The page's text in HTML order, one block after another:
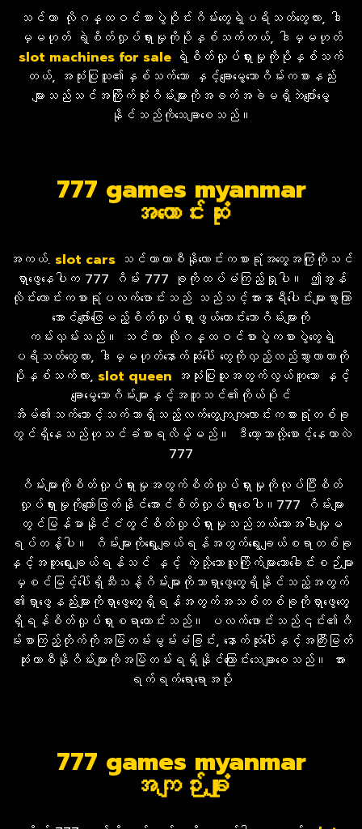
သင်ဟာ လိုဂန္ထဝင်စားပွဲဝိုင်းဂိမ်းတွေရဲ့ပရိသတ်တွေလား, ဒါ
မှမဟုတ် ရဲ့စိတ်လှုပ်ရှားမှုကိုပိုနှစ်သက်တယ်, ဒါမှမဟုတ်
slot machines for sale ရဲ့စိတ်လှုပ်ရှားမှုကိုပိုနှစ်သက်
တယ်, အသုံးပြုသူ၏နှစ်သက်သော နှင့်ချောမွေ့သောဂိမ်းကစားနည်း
များသည်သင်အကြိုက်ဆုံးဂိမ်းများကိုအခက်အခဲမရှိဘဲပျော်မွေ့
နိုင်သည်ကိုသေချာစေသည်။
777 games myanmar
အကောင်းဆုံး
အကယ်. slot cars သင်ဟာကာစီနိုလောင်းကစားရုံအတွေ့အကြုံကိုသင်
ရှာဖွေနေပါက 777 ဂိမ်း 777 ခုကိုထပ်မံကြည့်ရှုပါ။ ဤအွန်
လိုင်းလောင်းကစားရုံပလက်ဖောင်းသည် သည်သင့်အားနာရီပေါင်းများစွာကြာ
အောင်ဖျော်ဖြေမည့်စိတ်လှုပ်ရှားဖွယ်ကောင်းသောဂိမ်းများကို
ကမ်းလှမ်းသည်။ သင်ဟာ လိုဂန္ထဝင်စားပွဲကစားပွဲတွေရဲ့
ပရိသတ်တွေလား, ဒါမှမဟုတ်နောက်ဆုံးပေါ် တွေကိုလှည့်လည်သွားလာတာကို
ပိုနှစ်သက်လား, slot queen အသုံးပြုသူအတွက်လွယ်ကူသော နှင့်
ချောမွေ့သောဂိမ်းများနှင့်အတူသင်၏ကိုယ်ပိုင်
အိမ်၏သက်သောင့်သက်သာရှိသည့်လက်တွေ့ကျကျလောင်းကစားရုံတစ်ခု
တွင်ရှိနေသည်ဟုသင်ခံစားရလိမ့်မည်။ ဒီတော့ဘာလို့စောင့်နေတာလဲ
777
ဂိမ်းများကိုစိတ်လှုပ်ရှားမှုအတွက်စိတ်လှုပ်ရှားမှုကိုလုပ်ပြီးစိတ်
လှုပ်ရှားမှုကိုကျော်ဖြတ်နိုင်အောင်စိတ်လှုပ်ရှားစေပါ။777 ဂိမ်းများ
တွင်မြန်မာနိုင်ငံတွင်စိတ်လှုပ်ရှားမှုသည်ဘယ်သောအခါမျှမ
ရပ်တန့်ပါ။ ဂိမ်းများကိုရွေးချယ်ရန်အတွက်ရွေးချယ်စရာတစ်ခု
နှင့်အတူရွေးချယ်ရန်သင် နှင့် ကဲ့သို့သောလူကြိုက်များသောခေါင်းစဉ်များ
မှစင်မြင့်ပေါ်ရှိသီးသန့်ဂိမ်းများကိုသာရှာဖွေတွေ့ရှိနိုင်သည့်အတွက်
၏ရှာဖွေနည်းများကိုရှာဖွေတွေ့ရှိရန်အတွက်အသစ်တစ်ခုကိုရှာဖွေတွေ့
ရှိရန်စိတ်လှုပ်ရှားစရာကောင်းသည်။ ပလက်ဖောင်းသည်၎င်း၏ဂိ
မ်းစာကြည့်တိုက်ကိုအမြဲတမ်းမွမ်းမံခြင်း, နောက်ဆုံးပေါ်နှင့်အကြီးမြတ်
ဆုံးကာစီနိုဂိမ်းများကိုအမြဲတမ်းရရှိနိုင်ကြောင်းသေချာစေသည်။ အား
ရက်ရက်ရောရောအပို
777 games myanmar
အကျဉ်းချုံး